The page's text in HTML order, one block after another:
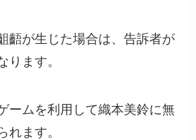
齬が生じた場合は、告訴者が
ります。
ームを利用して織本美鈴に無
れます。